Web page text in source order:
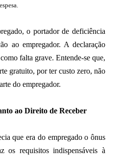
o portador de deficiência
ao empregador. A declaração
falta grave. Entende-se que,
gratuito, por ter custo zero, não
do empregador.
ao Direito de Receber
que era do empregado o ônus
os requisitos indispensáveis à